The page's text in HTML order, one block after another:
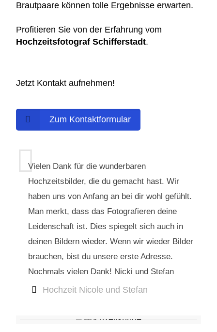
Brautpaare können tolle Ergebnisse erwarten.
Profitieren Sie von der Erfahrung vom
Hochzeitsfotograf Schifferstadt.
Jetzt Kontakt aufnehmen!
Zum Kontaktformular
Vielen Dank für die wunderbaren
Hochzeitsbilder, die du gemacht hast. Wir
haben uns von Anfang an bei dir wohl gefühlt.
Man merkt, dass das Fotografieren deine
Leidenschaft ist. Dies spiegelt sich auch in
deinen Bildern wieder. Wenn wir wieder Bilder
brauchen, bist du unsere erste Adresse.
Nochmals vielen Dank! Nicki und Stefan
Hochzeit Nicole und Stefan